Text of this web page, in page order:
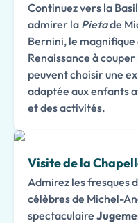
Continuez vers la
admirer la Pietade
Bernini, le
Renaissance à
peuvent choisir une
adaptée aux enfants
et des activités.
Visite de la
Admirez les fresques
célèbres de Michel-
spectaculaire